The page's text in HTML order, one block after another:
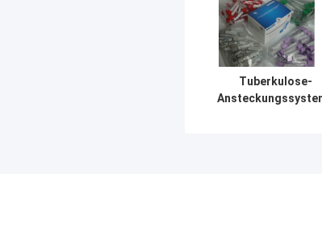
Tuberkulose-